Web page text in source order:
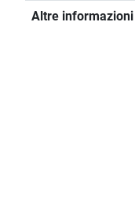
Altre informazioni